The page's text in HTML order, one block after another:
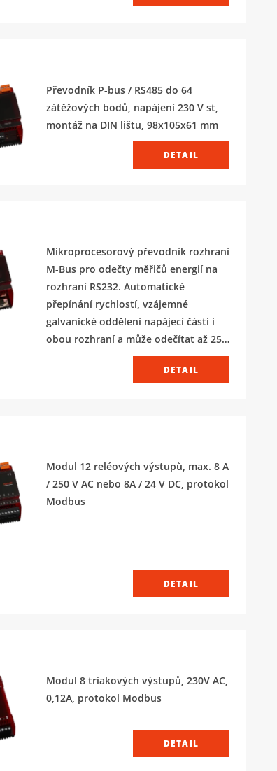
Převodník P-bus / RS485 do 64
zátěžových bodů, napájení 230 V st,
montáž na DIN lištu, 98x105x61 mm
DETAIL
Mikroprocesorový převodník rozhraní
M-Bus pro odečty měřičů energií na
rozhraní RS232. Automatické
přepínání rychlostí, vzájemné
galvanické oddělení napájecí části i
obou rozhraní a může odečítat až 25
měřičů na sběrnici M-Bus.
DETAIL
Modul 12 reléových výstupů, max. 8 A
/ 250 V AC nebo 8A / 24 V DC, protokol
Modbus
DETAIL
Modul 8 triakových výstupů, 230V AC,
0,12A, protokol Modbus
DETAIL